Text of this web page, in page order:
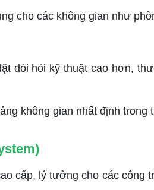
cho các không gian như
đòi hỏi kỹ thuật cao hơn,
không gian nhất định trong
cấp, lý tưởng cho các